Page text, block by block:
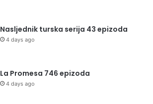
Nasljednik turska serija 43 epizoda
4 days ago
La Promesa 746 epizoda
4 days ago